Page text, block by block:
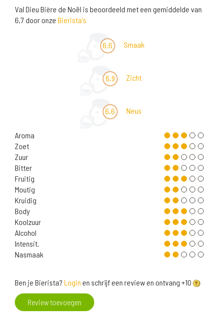
Val Dieu Bière de Noël is beoordeeld met een gemiddelde van
6,7 door onze Bierista's
6,6 Smaak
6,9 Zicht
6,6 Neus
Aroma
Zoet
Zuur
Bitter
Fruitig
Moutig
Kruidig
Body
Koolzuur
Alcohol
Intensit.
Nasmaak
Ben je Bierista? Login en schrijf een review en ontvang +10
Review toevoegen